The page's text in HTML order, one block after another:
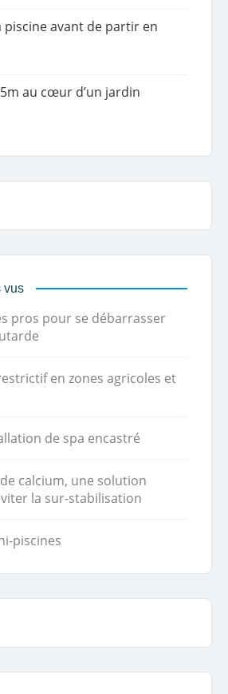
piscine avant de partir en
au cœur d’un jardin
vus
pros pour se débarrasser
en zones agricoles et
de spa encastré
calcium, une solution
la sur-stabilisation
piscines